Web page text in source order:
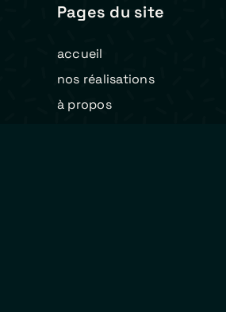
Pages du site
accueil
nos réalisations
à propos